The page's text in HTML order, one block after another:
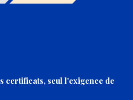
certificats, seul l'exigence de